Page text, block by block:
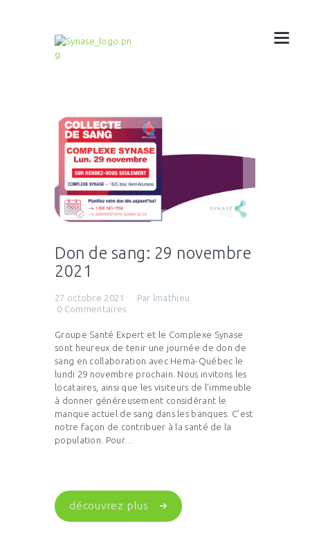
Don de sang: 29 novembre
2021
27 octobre 2021 Par lmathieu
0 Commentaires
Groupe Santé Expert et le Complexe Synase
sont heureux de tenir une journée de don de
sang en collaboration avec Hema-Québec le
lundi 29 novembre prochain. Nous invitons les
locataires, ainsi que les visiteurs de l’immeuble
à donner généreusement considérant le
manque actuel de sang dans les banques. C’est
notre façon de contribuer à la santé de la
population. Pour…
découvrez plus